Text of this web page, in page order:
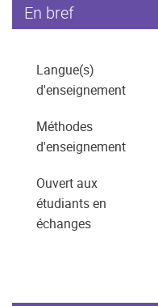
En bref
Langue(s)
d'enseignement
Méthodes
d'enseignement
Ouvert aux
étudiants en
échanges